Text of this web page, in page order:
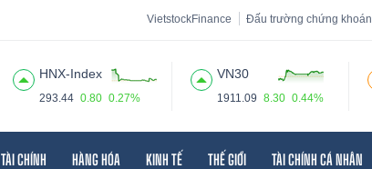
VietstockFinance Đấu trường chứng khoán
HNX-Index
293.44 0.80 0.27%
VN30
1911.09 8.30 0.44%
TÀI CHÍNH HÀNG HÓA KINH TẾ THẾ GIỚI TÀI CHÍNH CÁ NHÂN